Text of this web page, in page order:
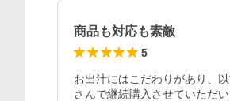
商品も対応も素敵
5
お出汁にはこだわりがあり、
さんで継続購入させていただ